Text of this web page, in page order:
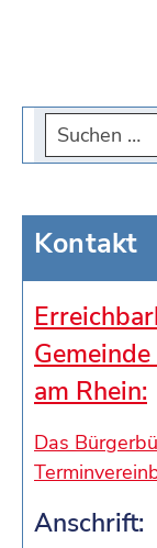
Kontakt
am Rhein:
Das
Anschrift: